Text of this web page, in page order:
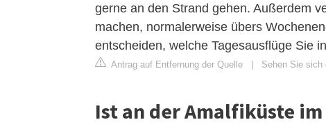
gerne an den Strand gehen. Außerdem
machen, normalerweise übers
entscheiden, welche Tagesausflüge Sie
Antrag auf Entfernung der Quelle | Sehen Sie sich
Ist an der Amalfiküste